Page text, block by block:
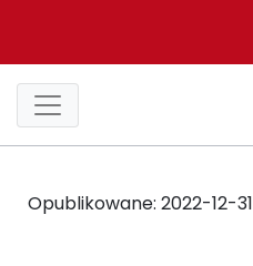
Opublikowane: 2022-12-31